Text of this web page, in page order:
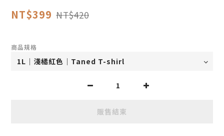
NT$399 NT$420
商品規格
販售結束